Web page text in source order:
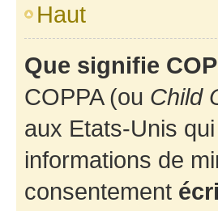
Haut
Que signifie
COPPA (ou Child
aux Etats-Unis
informations de
consentement